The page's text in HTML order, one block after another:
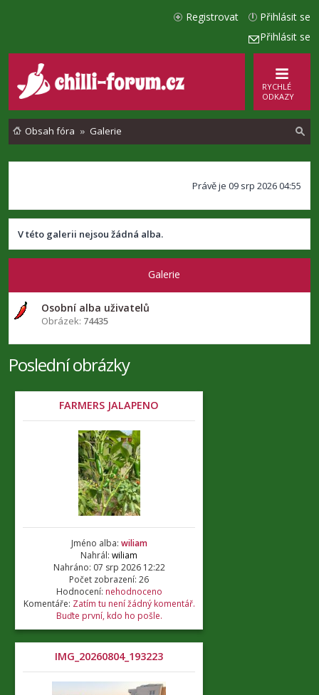
Přihlásit se
Přihlásit se
Registrovat
RYCHLÉ
ODKAZY
Obsah fóra Galerie
d
t
Právě je 09 srp 2026 04:55
V této galerii nejsou žádná alba.
Galerie
Osobní alba uživatelů
Obrázek: 74435
Poslední obrázky
FARMERS JALAPENO
Jméno alba: wiliam
Nahrál: wiliam
Nahráno: 07 srp 2026 12:22
Počet zobrazení: 26
Hodnocení: nehodnoceno
Komentáře: Zatím tu není žádný komentář.
Buďte první, kdo ho pošle.
IMG_20260804_193223